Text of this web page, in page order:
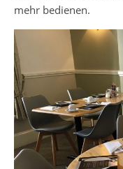
mehr bedienen.